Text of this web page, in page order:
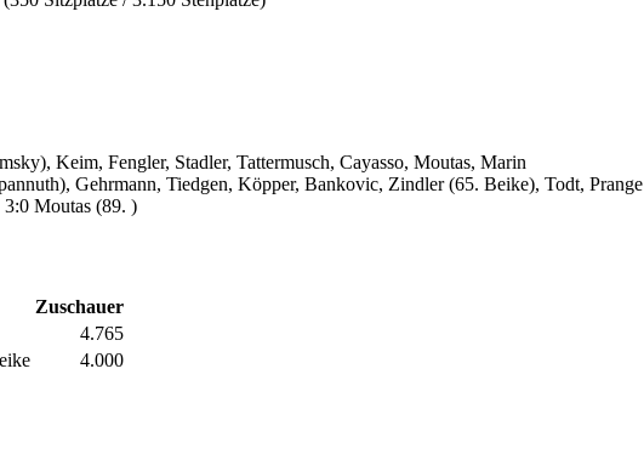
Keim, Fengler, Stadler, Tattermusch, Cayasso, Moutas, Marin
Gehrmann, Tiedgen, Köpper, Bankovic, Zindler (65. Beike), Todt, Prange
Moutas (89. )
Zuschauer
4.765
4.000